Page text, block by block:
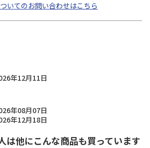
いてのお問い合わせはこちら
年12月11日
年08月07日
年12月18日
は他にこんな商品も買っています